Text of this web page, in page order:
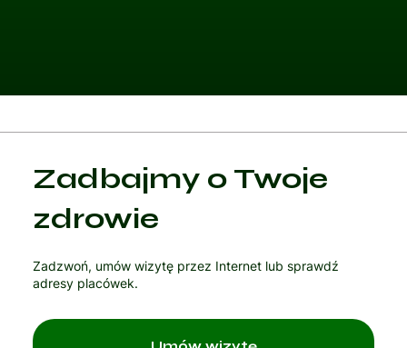
Zadbajmy o Twoje
zdrowie
Zadzwoń, umów wizytę przez Internet lub sprawdź
adresy placówek.